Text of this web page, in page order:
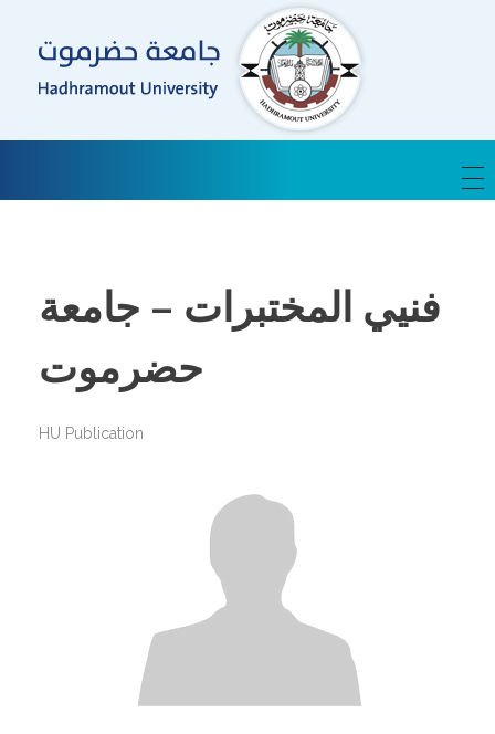
HU-Publications
فنيي المختبرات – جامعة
حضرموت
HU Publication